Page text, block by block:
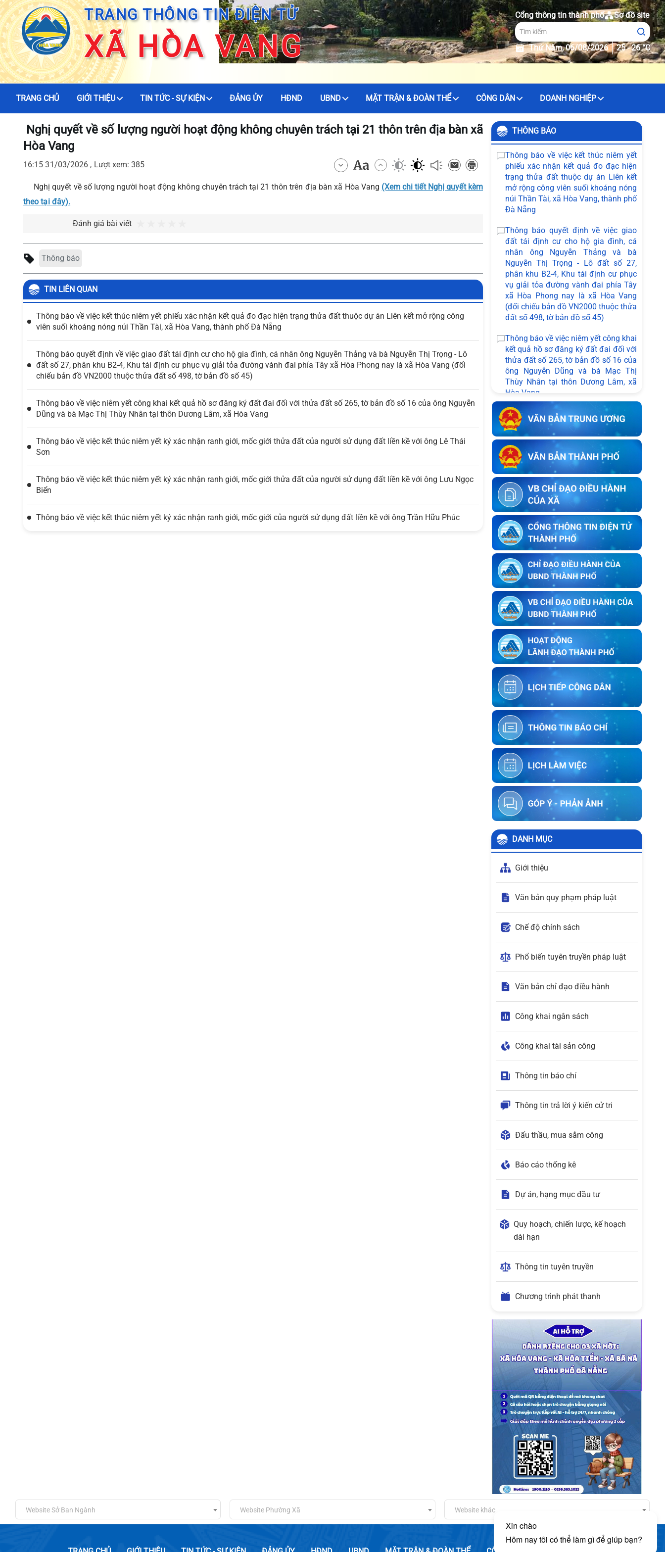
TRANG THÔNG TIN ĐIỆN TỬ
XÃ HÒA VANG
Cổng thông tin thành phố Sơ đồ site
Thứ Năm, 06/08/2026 25 - 26 °C
TRANG CHỦ GIỚI THIỆU TIN TỨC - SỰ KIỆN ĐẢNG ỦY HĐND UBND MẶT TRẬN & ĐOÀN THỂ CÔNG DÂN DOANH NGHIỆP
Nghị quyết về số lượng người hoạt động không chuyên trách tại 21 thôn trên địa bàn xã
Hòa Vang
16:15 31/03/2026 , Lượt xem: 385
Nghị quyết về số lượng người hoạt động không chuyên trách tại 21 thôn trên địa bàn xã Hòa Vang (Xem chi tiết Nghị quyết kèm
theo tại đây).
Đánh giá bài viết
Thông báo
TIN LIÊN QUAN
Thông báo về việc kết thúc niêm yết phiếu xác nhận kết quả đo đạc hiện trạng thửa đất thuộc dự án Liên kết mở rộng công
viên suối khoáng nóng núi Thần Tài, xã Hòa Vang, thành phố Đà Nẵng
Thông báo quyết định về việc giao đất tái định cư cho hộ gia đình, cá nhân ông Nguyễn Thảng và bà Nguyễn Thị Trọng - Lô
đất số 27, phân khu B2-4, Khu tái định cư phục vụ giải tỏa đường vành đai phía Tây xã Hòa Phong nay là xã Hòa Vang (đối
chiếu bản đồ VN2000 thuộc thửa đất số 498, tờ bản đồ số 45)
Thông báo về việc niêm yết công khai kết quả hồ sơ đăng ký đất đai đối với thửa đất số 265, tờ bản đồ số 16 của ông Nguyễn
Dũng và bà Mạc Thị Thùy Nhân tại thôn Dương Lâm, xã Hòa Vang
Thông báo về việc kết thúc niêm yết ký xác nhận ranh giới, mốc giới thửa đất của người sử dụng đất liền kề với ông Lê Thái
Sơn
Thông báo về việc kết thúc niêm yết ký xác nhận ranh giới, mốc giới thửa đất của người sử dụng đất liền kề với ông Lưu Ngọc
Biển
Thông báo về việc kết thúc niêm yết ký xác nhận ranh giới, mốc giới của người sử dụng đất liền kề với ông Trần Hữu Phúc
THÔNG BÁO
Thông báo về việc kết thúc niêm yết
phiếu xác nhận kết quả đo đạc hiện
trạng thửa đất thuộc dự án Liên kết
mở rộng công viên suối khoáng nóng
núi Thần Tài, xã Hòa Vang, thành phố
Đà Nẵng
Thông báo quyết định về việc giao
đất tái định cư cho hộ gia đình, cá
nhân ông Nguyễn Thảng và bà
Nguyễn Thị Trọng - Lô đất số 27,
phân khu B2-4, Khu tái định cư phục
vụ giải tỏa đường vành đai phía Tây
xã Hòa Phong nay là xã Hòa Vang
(đối chiếu bản đồ VN2000 thuộc thửa
đất số 498, tờ bản đồ số 45)
Thông báo về việc niêm yết công khai
kết quả hồ sơ đăng ký đất đai đối với
thửa đất số 265, tờ bản đồ số 16 của
ông Nguyễn Dũng và bà Mạc Thị
Thùy Nhân tại thôn Dương Lâm, xã
Hòa Vang
Thông báo về việc niêm yết công khai
bản mô tả ranh giới, mốc giới của bà
Võ Thị Ngọc Hương và bà Nguyễn
Thị Huệ tại thôn An Châu cũ, nay là
thôn Nam Thành, xã Hòa Vang, thành
phố Đà Nẵng
Thông báo về việc kết thúc niêm yết
ký xác nhận ranh giới, mốc giới thửa
đất của người sử dụng đất liền kề với
ông Lê Trung Lý
Thông báo về việc kết thúc niêm yết
ký xác nhận ranh giới, mốc giới thửa
đất của người sử dụng đất liền kề với
ông Nguyễn Bông
Thông báo về việc kết thúc niêm yết
ký xác nhận ranh giới, mốc giới của
người sử dụng đất liền kề với bà Trần
Thị Huyền Trang
Thông báo về việc kết thúc niêm yết
ký xác nhận ranh giới, mốc giới của
người sử dụng đất liền kề với ông
Trần Hữu Phúc
Thông báo về việc kết thúc niêm yết
ký xác nhận ranh giới, mốc giới thửa
đất của người sử dụng đất liền kề với
ông Lưu Ngọc Biển
Thông báo về việc kết thúc niêm yết
ký xác nhận ranh giới, mốc giới thửa
đất của người sử dụng đất liền kề với
ông Lê Thái Sơn
DANH MỤC
Giới thiệu
Văn bản quy phạm pháp luật
Chế độ chính sách
Phổ biến tuyên truyền pháp luật
Văn bản chỉ đạo điều hành
Công khai ngân sách
Công khai tài sản công
Thông tin báo chí
Thông tin trả lời ý kiến cử tri
Đấu thầu, mua sắm công
Báo cáo thống kê
Dự án, hạng mục đầu tư
Quy hoạch, chiến lược, kế hoạch
dài hạn
Thông tin tuyên truyền
Chương trình phát thanh
Website Sở Ban Ngành Website Phường Xã Website khác